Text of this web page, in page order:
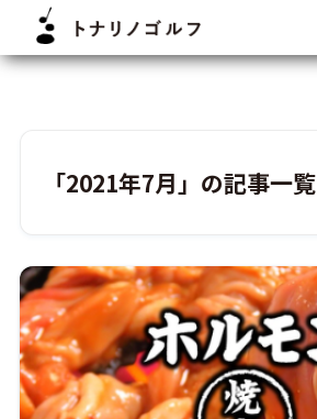
「2021年7月」の記事一覧